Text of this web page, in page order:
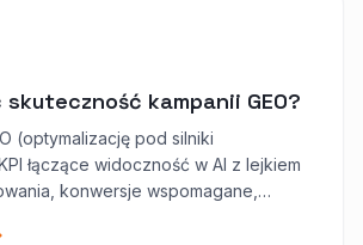
kampanii GEO?
(optymalizację pod silniki
łączące widoczność w AI z lejkiem
konwersje wspomagane,